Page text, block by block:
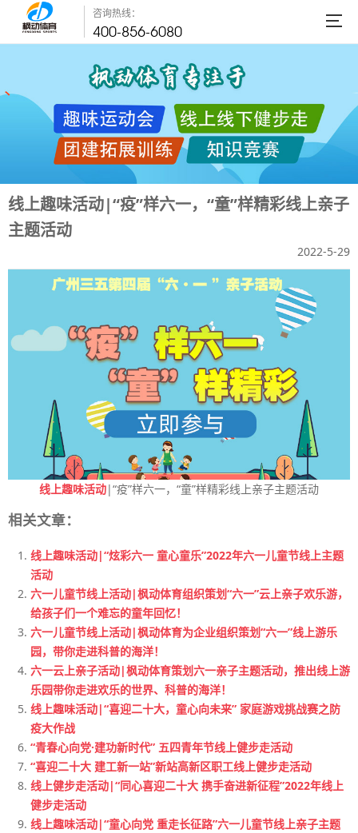
咨询热线：
400-856-6080
线上趣味活动|“疫”样六一，“童”样精彩线上亲子
主题活动
2022-5-29
线上趣味活动|“疫”样六一，“童”样精彩线上亲子主题活动
相关文章：
线上趣味活动|“炫彩六一 童心童乐”2022年六一儿童节线上主题
活动
六一儿童节线上活动|枫动体育组织策划“六一”云上亲子欢乐游，
给孩子们一个难忘的童年回忆！
六一儿童节线上活动|枫动体育为企业组织策划“六一”线上游乐
园，带你走进科普的海洋！
六一云上亲子活动|枫动体育策划六一亲子主题活动，推出线上游
乐园带你走进欢乐的世界、科普的海洋！
线上趣味活动|“喜迎二十大，童心向未来” 家庭游戏挑战赛之防
疫大作战
“青春心向党·建功新时代” 五四青年节线上健步走活动
“喜迎二十大 建工新一站”新站高新区职工线上健步走活动
线上健步走活动|“同心喜迎二十大 携手奋进新征程”2022年线上
健步走活动
线上趣味活动|“童心向党 重走长征路”六一儿童节线上亲子主题